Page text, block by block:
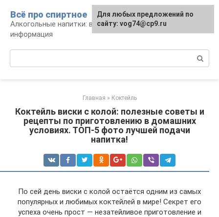
контенту
Всё про спиртное
Алкогольные напитки: виды, рецепты,
информация
Главная » Коктейль
Коктейль виски с колой: полезные советы и
рецепты по приготовлению в домашних
условиях. ТОП-5 фото лучшей подачи
напитка!
По сей день виски с колой остаётся одним из самых
популярных и любимых коктейлей в мире! Секрет его
успеха очень прост — незатейливое приготовление и
Для любых предложений по
сайту: vog74@cp9.ru